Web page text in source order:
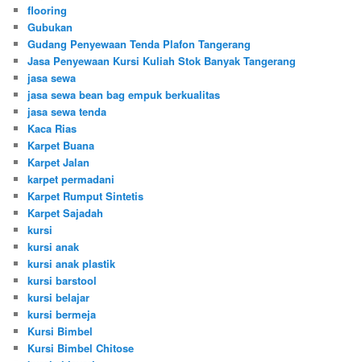
flooring
Gubukan
Gudang Penyewaan Tenda Plafon Tangerang
Jasa Penyewaan Kursi Kuliah Stok Banyak Tangerang
jasa sewa
jasa sewa bean bag empuk berkualitas
jasa sewa tenda
Kaca Rias
Karpet Buana
Karpet Jalan
karpet permadani
Karpet Rumput Sintetis
Karpet Sajadah
kursi
kursi anak
kursi anak plastik
kursi barstool
kursi belajar
kursi bermeja
Kursi Bimbel
Kursi Bimbel Chitose